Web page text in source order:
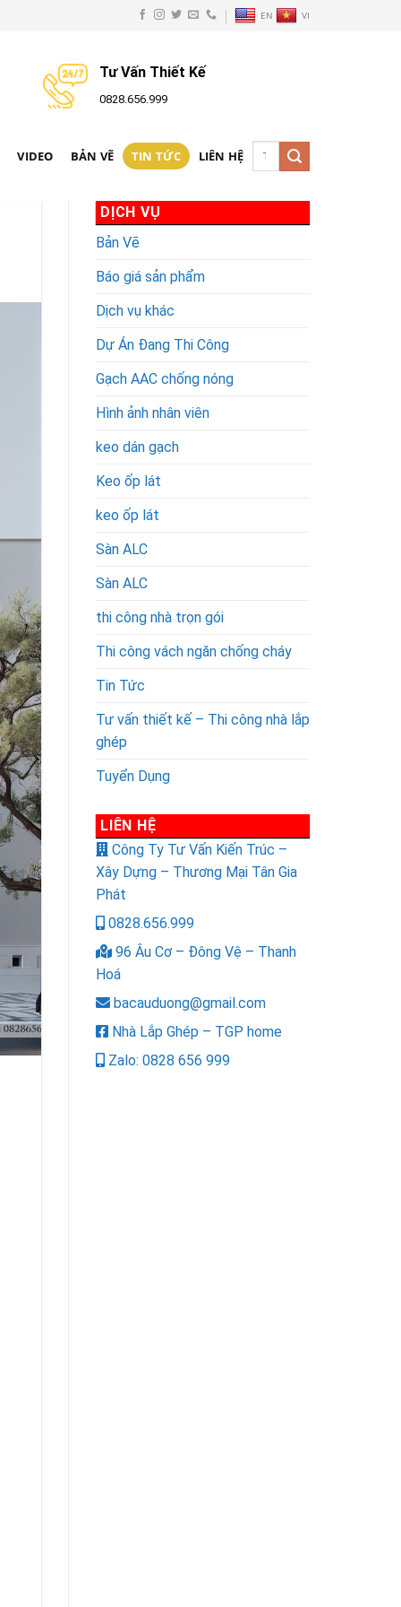
EN VI
Tư Vấn Thiết Kế
0828.656.999
VIDEO BẢN VẼ TIN TỨC LIÊN HỆ
DỊCH VỤ
Bản Vẽ
Báo giá sản phẩm
Dịch vụ khác
Dự Án Đang Thi Công
Gạch AAC chống nóng
Hình ảnh nhân viên
keo dán gạch
Keo ốp lát
keo ốp lát
Sàn ALC
Sàn ALC
thi công nhà trọn gói
Thi công vách ngăn chống cháy
Tin Tức
Tư vấn thiết kế – Thi công nhà lắp
ghép
Tuyển Dụng
LIÊN HỆ
Công Ty Tư Vấn Kiến Trúc –
Xây Dựng – Thương Mại Tân Gia
Phát
0828.656.999
96 Âu Cơ – Đông Vệ – Thanh
Hoá
bacauduong@gmail.com
Nhà Lắp Ghép – TGP home
Zalo: 0828 656 999